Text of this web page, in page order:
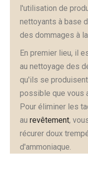
l'utilisation de
nettoyants à base
des dommages à
En premier lieu, il
au nettoyage des
qu'ils se
possible que vous
Pour éliminer les
au revêtement,
récurer doux
d'ammoniaque.